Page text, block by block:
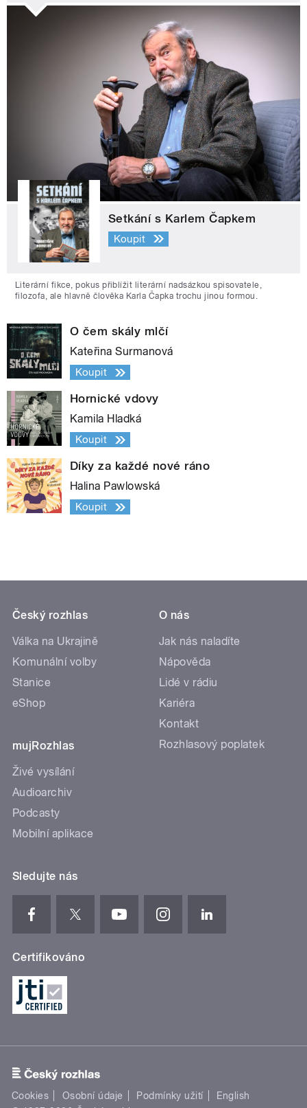
Setkání s Karlem Čapkem
Koupit
Literární fikce, pokus přiblížit literární nadsázkou spisovatele,
filozofa, ale hlavně člověka Karla Čapka trochu jinou formou.
O čem skály mlčí
Kateřina Surmanová
Koupit
Hornické vdovy
Kamila Hladká
Koupit
Díky za každé nové ráno
Halina Pawlowská
Koupit
Český rozhlas
Válka na Ukrajině
Komunální volby
Stanice
eShop
mujRozhlas
Živé vysílání
Audioarchiv
Podcasty
Mobilní aplikace
O nás
Jak nás naladíte
Nápověda
Lidé v rádiu
Kariéra
Kontakt
Rozhlasový poplatek
Sledujte nás
Certifikováno
Cookies Osobní údaje Podmínky užití
English